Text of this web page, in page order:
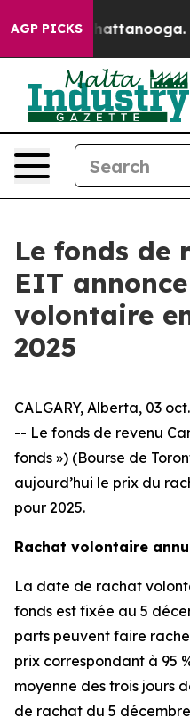
AGP PICKS
in Chattanooga.
Le fonds de
EIT
volontaire
2025
CALGARY, Alberta, 03
-- Le fonds de revenu
fonds ») (Bourse de
aujourd’hui le prix du
pour 2025.
Rachat volontaire
La date de rachat
fonds est fixée au 5
parts peuvent faire
prix correspondant à 95
moyenne des trois jours
de rachat du 5